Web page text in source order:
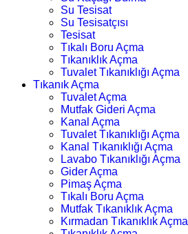
Su Tesisat
Su Tesisatçısı
Tesisat
Tıkalı Boru Açma
Tıkanıklık Açma
Tuvalet Tıkanıklığı Açma
Tıkanık Açma
Tuvalet Açma
Mutfak Gideri Açma
Kanal Açma
Tuvalet Tıkanıklığı Açma
Kanal Tıkanıklığı Açma
Lavabo Tıkanıklığı Açma
Gider Açma
Pimaş Açma
Tıkalı Boru Açma
Mutfak Tıkanıklık Açma
Kırmadan Tıkanıklık Açma